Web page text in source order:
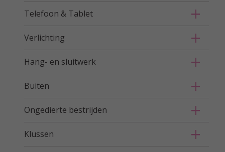
Telefoon & Tablet
Verlichting
Hang- en sluitwerk
Buiten
Ongedierte bestrijden
Klussen